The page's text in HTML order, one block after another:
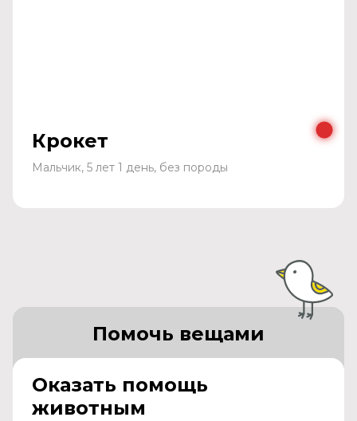
Крокет
Мальчик, 5 лет 1 день, без породы
Оказать помощь
животным
Помочь вещами